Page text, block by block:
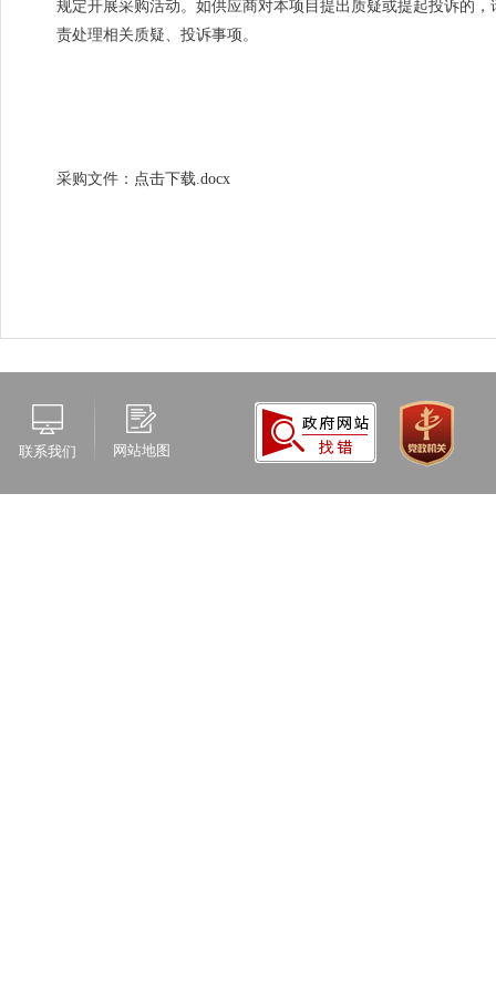
规定开展采购活动。如供应商对本项目提出质疑或提起投诉的
责处理相关质疑、投诉事项。
采购文件： 点击下载.docx
联系我们 网站地图